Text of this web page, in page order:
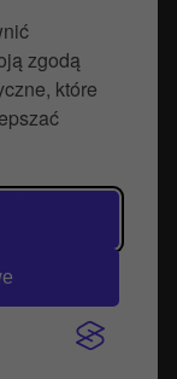
zgodą
które